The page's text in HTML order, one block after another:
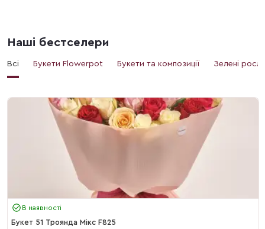
Наші бестселери
Всі Букети Flowerpot Букети та композиції Зелені
В наявності
Букет 51 Троянда Мікс F825